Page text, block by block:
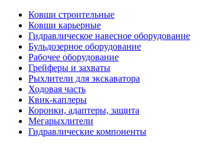
Ковши строительные
Ковши карьерные
Гидравлическое навесное оборудование
Бульдозерное оборудование
Рабочее оборудование
Грейферы и захваты
Рыхлители для экскаватора
Ходовая часть
Квик-каплеры
Коронки, адаптеры, защита
Мегарыхлители
Гидравлические компоненты